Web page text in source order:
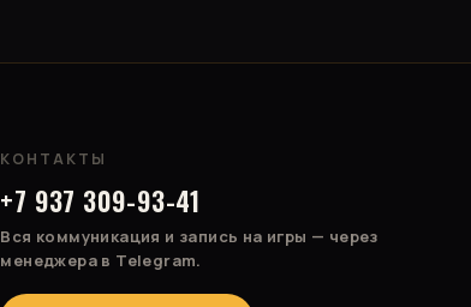
КОНТАКТЫ
+7 937 309-93-41
Вся коммуникация и запись на игры — через
менеджера в Telegram.